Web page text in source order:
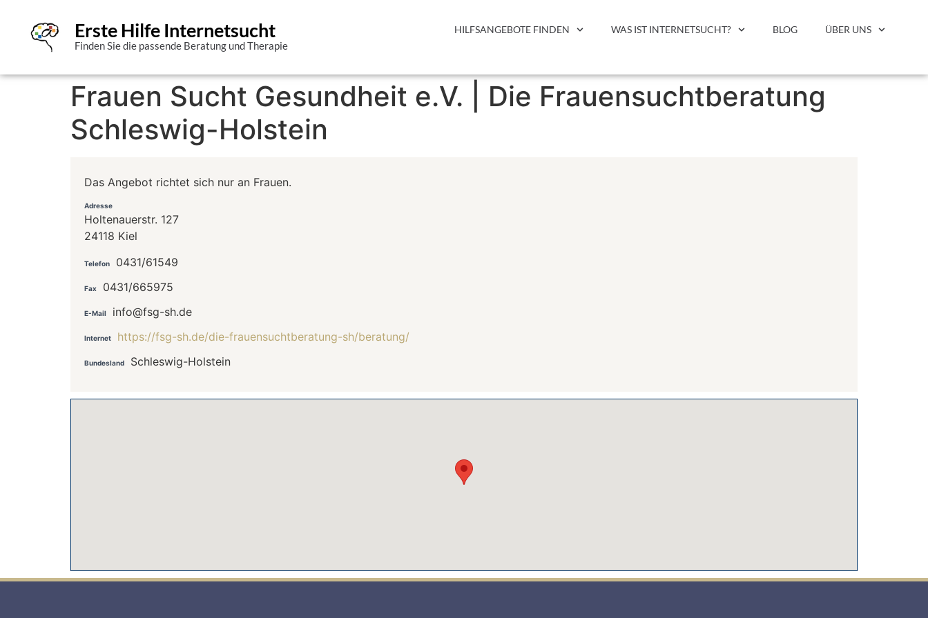
Erste Hilfe Internetsucht
Finden Sie die passende Beratung und Therapie
HILFSANGEBOTE FINDEN WAS IST INTERNETSUCHT? BLOG ÜBER UNS
Frauen Sucht Gesundheit e.V. | Die Frauensuchtberatung
Schleswig-Holstein
Das Angebot richtet sich nur an Frauen.
Adresse
Holtenauerstr. 127
24118 Kiel
Telefon 0431/61549
Fax 0431/665975
E-Mail info@fsg-sh.de
Internet https://fsg-sh.de/die-frauensuchtberatung-sh/beratung/
Bundesland Schleswig-Holstein